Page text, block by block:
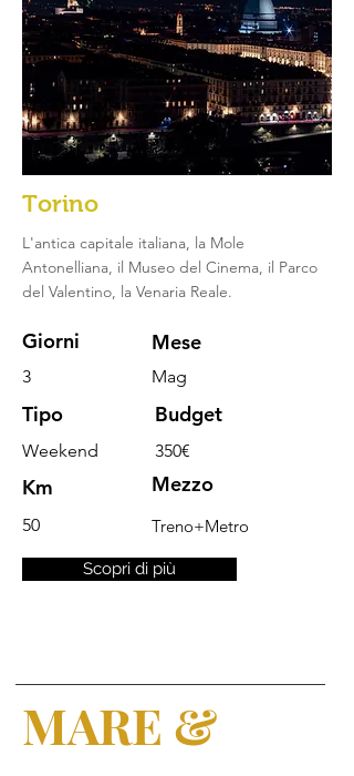
Torino
L'antica capitale italiana, la Mole
Antonelliana, il Museo del Cinema, il Parco
del Valentino, la Venaria Reale.
Giorni Mese
3 Mag
Tipo Budget
Weekend
Km
350€
Mezzo
50 Treno+Metro
Scopri di più
MARE &